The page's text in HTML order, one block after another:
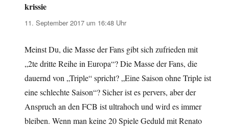
krissie
11. September 2017 um 16:48 Uhr
Meinst Du, die Masse der Fans gibt sich zufrieden mit
„2te dritte Reihe in Europa“? Die Masse der Fans, die
dauernd von „Triple“ spricht? „Eine Saison ohne Triple ist
eine schlechte Saison“? Sicher ist es pervers, aber der
Anspruch an den FCB ist ultrahoch und wird es immer
bleiben. Wenn man keine 20 Spiele Geduld mit Renato